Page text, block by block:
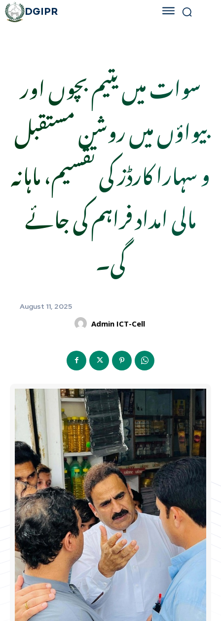
DGIPR
سوات میں یتیم بچوں اور
بیواؤں میں روشن مستقبل
و سہارا کارڈز کی تقسیم، ماہانہ
مالی امداد فراہم کی جائے
گی۔
August 11, 2025
Admin ICT-Cell